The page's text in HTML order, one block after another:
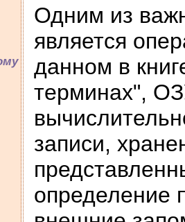
Одним из
является
данном в
терминах",
записи,
определение